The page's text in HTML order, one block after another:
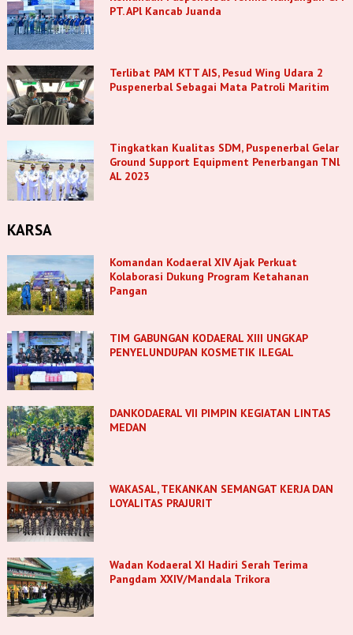
PT. APl Kancab Juanda
Terlibat PAM KTT AIS, Pesud Wing Udara 2
Puspenerbal Sebagai Mata Patroli Maritim
Tingkatkan Kualitas SDM, Puspenerbal Gelar
Ground Support Equipment Penerbangan TNl
AL 2023
KARSA
Komandan Kodaeral XIV Ajak Perkuat
Kolaborasi Dukung Program Ketahanan
Pangan
TIM GABUNGAN KODAERAL XIII UNGKAP
PENYELUNDUPAN KOSMETIK ILEGAL
DANKODAERAL VII PIMPIN KEGIATAN LINTAS
MEDAN
WAKASAL, TEKANKAN SEMANGAT KERJA DAN
LOYALITAS PRAJURIT
Wadan Kodaeral XI Hadiri Serah Terima
Pangdam XXIV/Mandala Trikora